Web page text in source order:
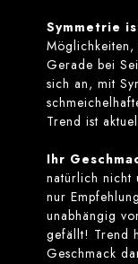
Symmetrie
Gerade bei
sich an, mit
Trend ist
Ihr
natürlich nicht
nur
unabhängig
gefällt! Trend
Geschmack